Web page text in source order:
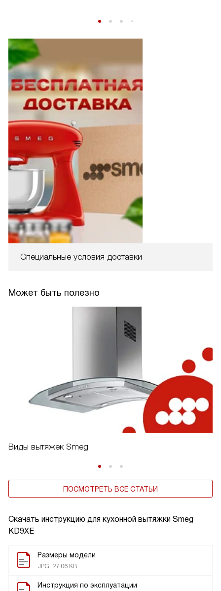
Скачать инструкцию для кухонной вытяжки Smeg
KD9XE
Размеры модели
JPG, 27.06 KB
Инструкция по эксплуатации
Специальные условия доставки
Может быть полезно
Виды вытяжек Smeg
ПОСМОТРЕТЬ ВСЕ СТАТЬИ